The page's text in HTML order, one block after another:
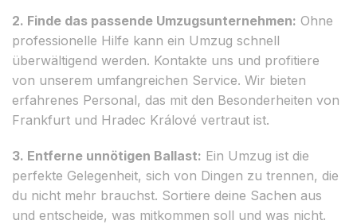
2. Finde das passende Umzugsunternehmen: Ohne
professionelle Hilfe kann ein Umzug schnell
überwältigend werden. Kontakte uns und profitiere
von unserem umfangreichen Service. Wir bieten
erfahrenes Personal, das mit den Besonderheiten von
Frankfurt und Hradec Králové vertraut ist.
3. Entferne unnötigen Ballast: Ein Umzug ist die
perfekte Gelegenheit, sich von Dingen zu trennen, die
du nicht mehr brauchst. Sortiere deine Sachen aus
und entscheide, was mitkommen soll und was nicht.